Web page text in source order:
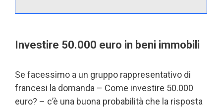
Investire 50.000 euro in beni immobili
Se facessimo a un gruppo rappresentativo di
francesi la domanda – Come investire 50.000
euro? – c’è una buona probabilità che la risposta